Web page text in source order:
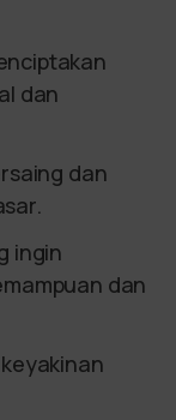
dan
dan
ingin
dan